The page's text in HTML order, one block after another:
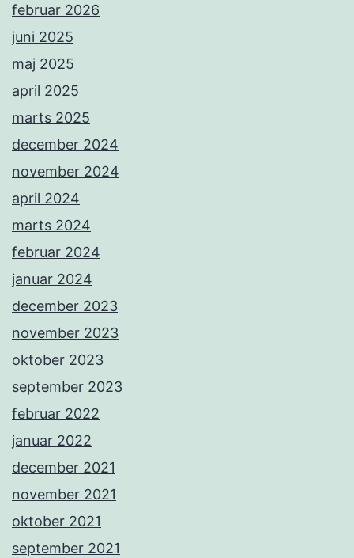
februar 2026
juni 2025
maj 2025
april 2025
marts 2025
december 2024
november 2024
april 2024
marts 2024
februar 2024
januar 2024
december 2023
november 2023
oktober 2023
september 2023
februar 2022
januar 2022
december 2021
november 2021
oktober 2021
september 2021